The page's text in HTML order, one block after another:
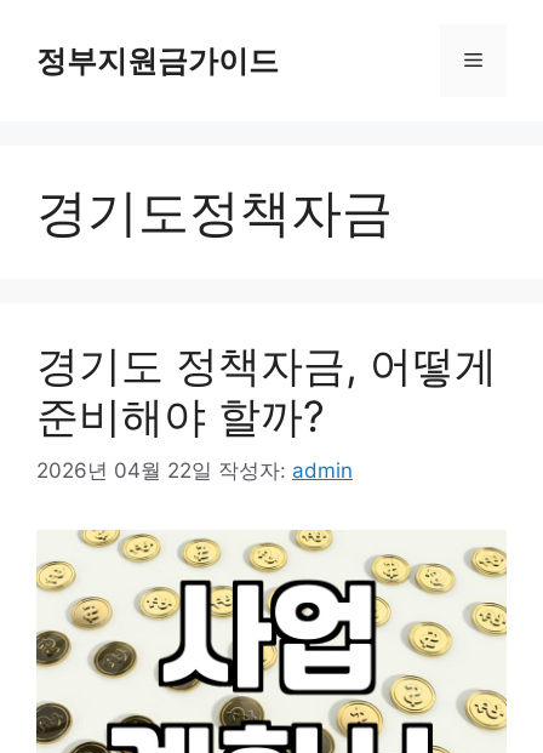
정부지원금가이드 메
경기도정책자금
경기도 정책자금, 어떻게
준비해야 할까?
2026년 04월 22일 작성자: admin